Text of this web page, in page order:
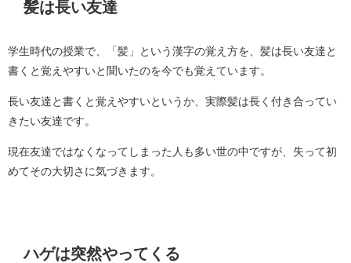
髪は長い友達
学生時代の授業で、「髪」という漢字の覚え方を、髪は長い友達と
書くと覚えやすいと聞いたのを今でも覚えています。
長い友達と書くと覚えやすいというか、実際髪は長く付き合ってい
きたい友達です。
現在友達ではなくなってしまった人も多い世の中ですが、失って初
めてその大切さに気づきます。
ハゲは突然やってくる